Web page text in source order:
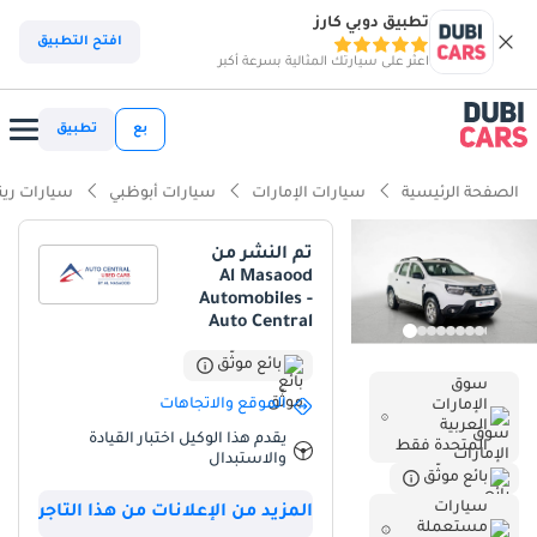
تطبيق دوبي كارز
اعثر على سيارتك المثالية بسرعة أكبر
افتح التطبيق
بع تطبيق
الصفحة الرئيسية سيارات الإمارات سيارات أبوظبي سيارات
سوق
الإمارات
العربية
المتحدة فقط
بائع موثّق
سيارات
مستعملة
تم النشر من
Al Masaood
Automobiles -
Auto Central
بائع موثّق
الموقع والاتجاهات
يقدم هذا الوكيل اختبار القيادة
والاستبدال
المزيد من الإعلانات من هذا التاجر
ذكاء دوبي كارز
ذكاء دوبيكارز
أقل معدل استهلاك في فئته
أعلى خلوص أرضي في فئته
أكبر مساحة تخزين في فئتها
ملخص
تُمثل سيارة رينو داستر شبه الجديدة هذه خيارًا ذكيًا للمشتري العملي في
دول مجلس التعاون الخليجي الذي يبحث عن سيارة دفع رباعي حديثة الطراز
ذات استخدام محدود. بفضل عدادها المنخفض مقارنةً بعمرها، تُقدم هذه
السيارة حالة ممتازة كأنها جديدة تمامًا دون انخفاض قيمتها الأولي، مما